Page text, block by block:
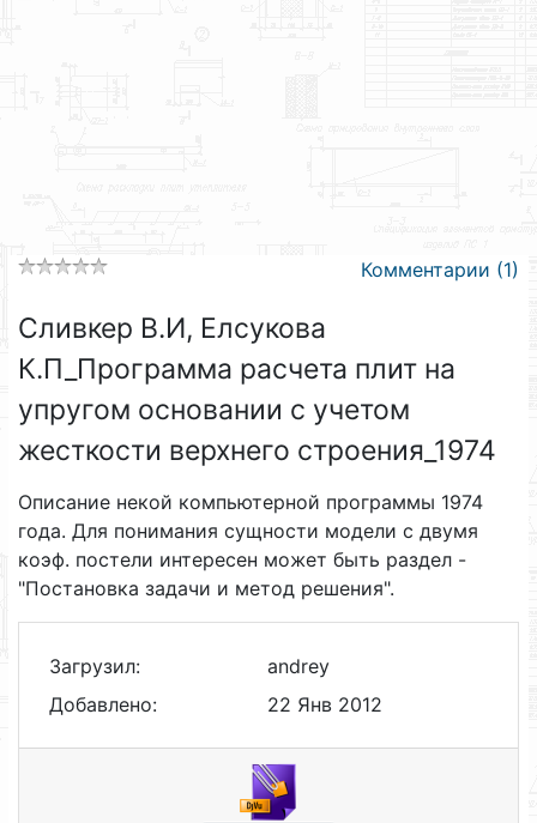
Комментарии (1)
Сливкер В.И, Елсукова
К.П_Программа расчета плит на
упругом основании с учетом
жесткости верхнего строения_1974
Описание некой компьютерной программы 1974
года. Для понимания сущности модели с двумя
коэф. постели интересен может быть раздел -
"Постановка задачи и метод решения".
Загрузил:
andrey
Добавлено:
22 Янв 2012